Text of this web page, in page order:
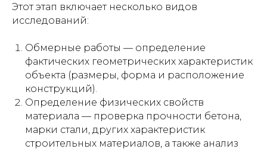
Этот этап включает несколько видов
исследований:
Обмерные работы — определение
фактических геометрических характеристик
объекта (размеры, форма и расположение
конструкций).
Определение физических свойств
материала — проверка прочности бетона,
марки стали, других характеристик
строительных материалов, а также анализ